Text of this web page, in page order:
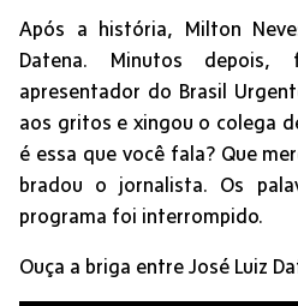
Após a história, Milton
Datena. Minutos depois,
apresentador do Brasil
aos gritos e xingou o colega
é essa que você fala? Que
bradou o jornalista. Os
programa foi interrompido.
Ouça a briga entre José Luiz